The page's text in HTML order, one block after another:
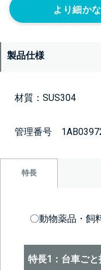
より細か
製品仕様
材質：SUS304
管理番号
特長
〇動物薬品・
特長1：台車ご